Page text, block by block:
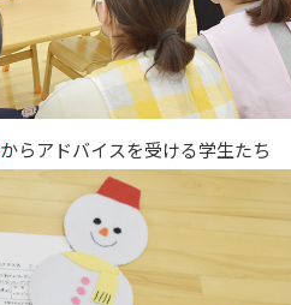
からアドバイスを受ける学生たち